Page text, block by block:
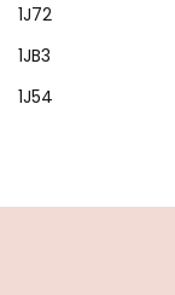
1J72
1JB3
1J54